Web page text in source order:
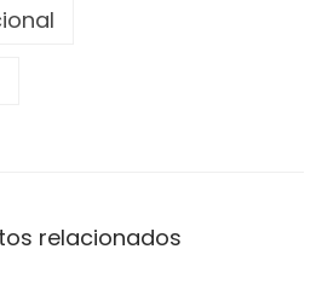
relacionados